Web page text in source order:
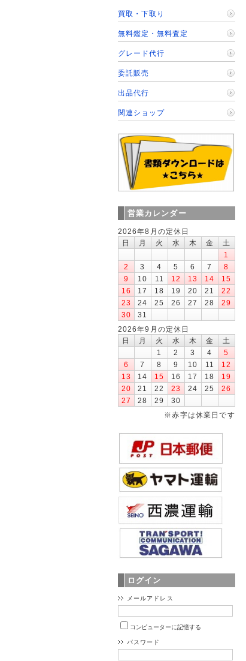
買取・下取り
無料鑑定・無料査定
グレード代行
委託販売
出品代行
関連ショップ
営業カレンダー
2026年8月の定休日
日
月 火 水 木 金
土
1
2
3 4 5 6 7
8
9
10 11 12 13 14
15
16
17 18 19 20 21
22
23
24 25 26 27 28
29
30
31
2026年9月の定休日
日
月 火 水 木 金
土
1
2 3 4
5
6
7 8 9 10 11
12
13
14 15 16 17 18
19
20
21 22 23 24 25
26
27
28 29
30
※赤字は休業日です
ログイン
メールアドレス
コンピューターに記憶する
パスワード